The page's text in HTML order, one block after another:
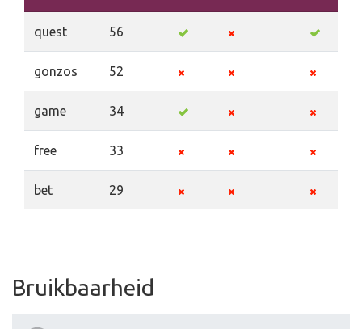
quest 56
gonzos 52
game 34
free 33
bet 29
Bruikbaarheid